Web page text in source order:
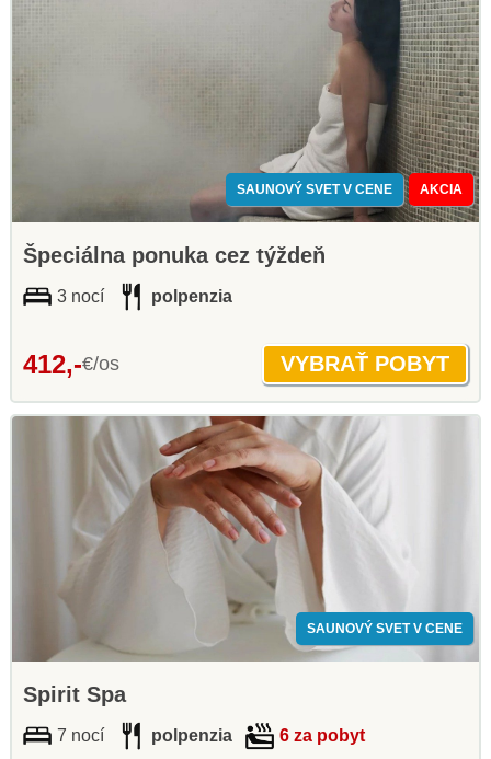
SAUNOVÝ SVET V CENE AKCIA
Špeciálna ponuka cez týždeň
3 nocí polpenzia
412,-€/os
SAUNOVÝ SVET V CENE
Spirit Spa
7 nocí polpenzia 6 za pobyt